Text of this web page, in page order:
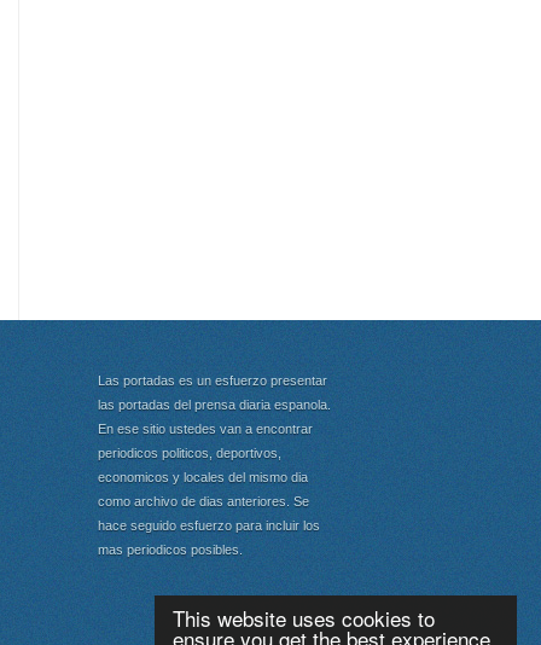
This website uses cookies to
ensure you get the best experience
Las portadas es un esfuerzo presentar
las portadas del prensa diaria espanola.
En ese sitio ustedes van a encontrar
periodicos politicos, deportivos,
economicos y locales del mismo dia
como archivo de dias anteriores. Se
hace seguido esfuerzo para incluir los
mas periodicos posibles.